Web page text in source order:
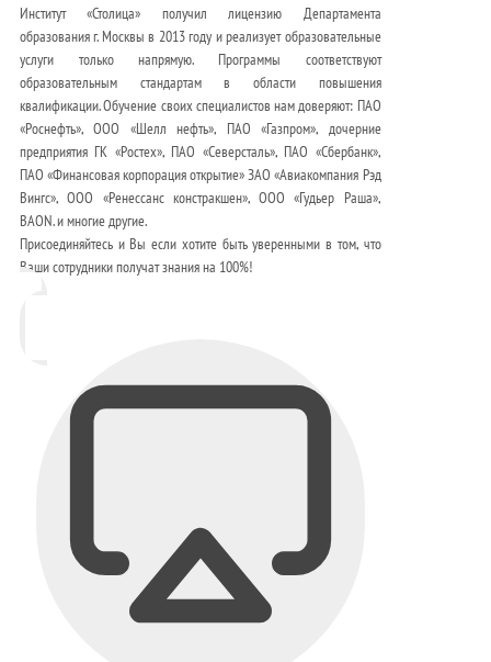
Институт «Столица» получил лицензию Департамента
образования г. Москвы в 2013 году и реализует образовательные
услуги только напрямую. Программы соответствуют
образовательным стандартам в области повышения
квалификации. Обучение своих специалистов нам доверяют: ПАО
«Роснефть», ООО «Шелл нефть», ПАО «Газпром», дочерние
предприятия ГК «Ростех», ПАО «Северсталь», ПАО «Сбербанк»,
ПАО «Финансовая корпорация открытие» ЗАО «Авиакомпания Рэд
Вингс», ООО «Ренессанс констракшен», ООО «Гудьер Раша»,
BAON. и многие другие.
Присоединяйтесь и Вы если хотите быть уверенными в том, что
Ваши сотрудники получат знания на 100%!